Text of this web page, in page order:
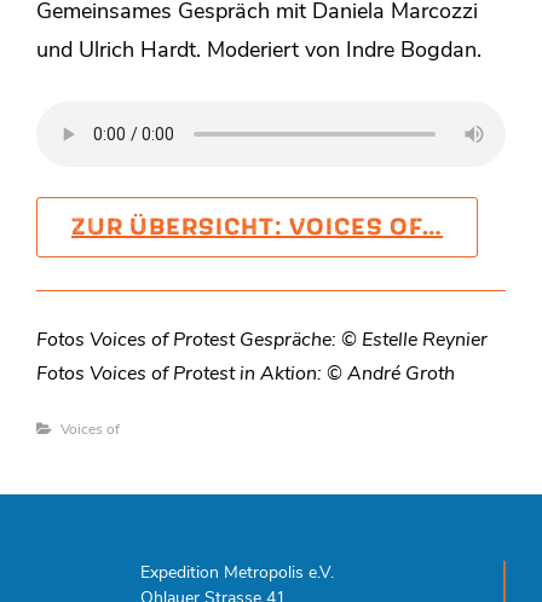
Gemeinsames Gespräch mit Daniela Marcozzi
und Ulrich Hardt. Moderiert von Indre Bogdan.
ZUR ÜBERSICHT: VOICES OF…
Fotos Voices of Protest Gespräche: © Estelle Reynier
Fotos Voices of Protest in Aktion: © André Groth
Categories
Voices of
Expedition Metropolis e.V.